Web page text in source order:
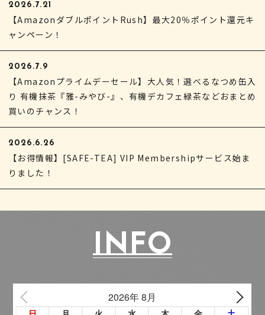
2026.7.21
【AmazonダブルポイントRush】最大20％ポイント還元キ
ャンペーン！
2026.7.9
【Amazonプライムデーセール】大人気！選べるなつめ缶入
り 有機抹茶『雅-みやび-』、有機デカフェ緑茶などおまとめ
買いのチャンス！
2026.6.26
【お得情報】[SAFE-TEA] VIP Membershipサービス始ま
りました！
INFO